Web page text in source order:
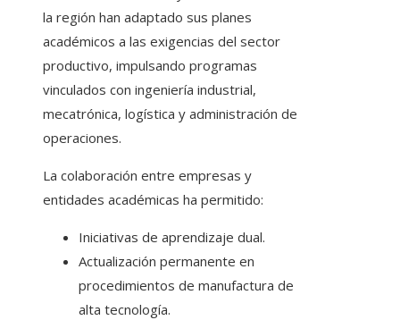
la región han adaptado sus planes
académicos a las exigencias del sector
productivo, impulsando programas
vinculados con ingeniería industrial,
mecatrónica, logística y administración de
operaciones.
La colaboración entre empresas y
entidades académicas ha permitido:
Iniciativas de aprendizaje dual.
Actualización permanente en
procedimientos de manufactura de
alta tecnología.